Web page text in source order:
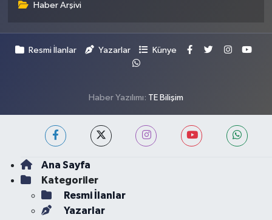
Haber Arşivi
Resmi İlanlar Yazarlar Künye
Haber Yazılımı: TE Bilişim
Ana Sayfa
Kategoriler
Resmi İlanlar
Yazarlar